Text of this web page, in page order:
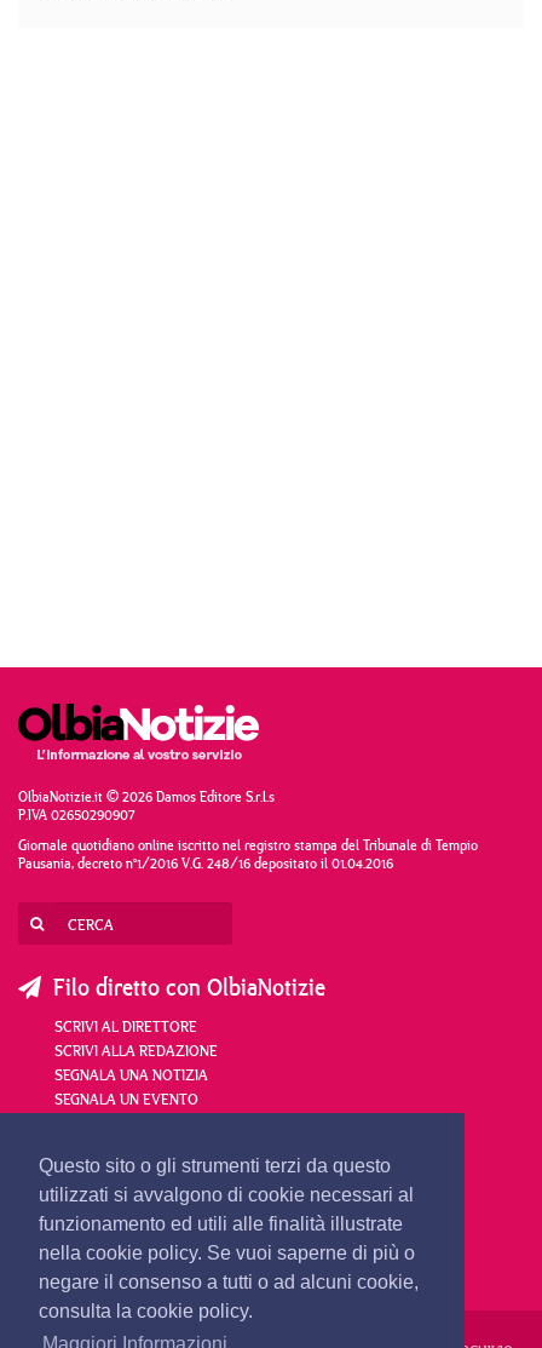
Questo sito o gli strumenti terzi da questo
utilizzati si avvalgono di cookie necessari al
funzionamento ed utili alle finalità illustrate
nella cookie policy. Se vuoi saperne di più o
negare il consenso a tutti o ad alcuni cookie,
consulta la cookie policy.
OlbiaNotizie.it © 2026 Damos Editore S.r.l.s
P.IVA 02650290907
Giornale quotidiano online iscritto nel registro stampa del Tribunale di Tempio
Pausania, decreto n°1/2016 V.G. 248/16 depositato il 01.04.2016
Filo diretto con OlbiaNotizie
SCRIVI AL DIRETTORE
SCRIVI ALLA REDAZIONE
SEGNALA UNA NOTIZIA
SEGNALA UN EVENTO
redazione@olbianotizie.it